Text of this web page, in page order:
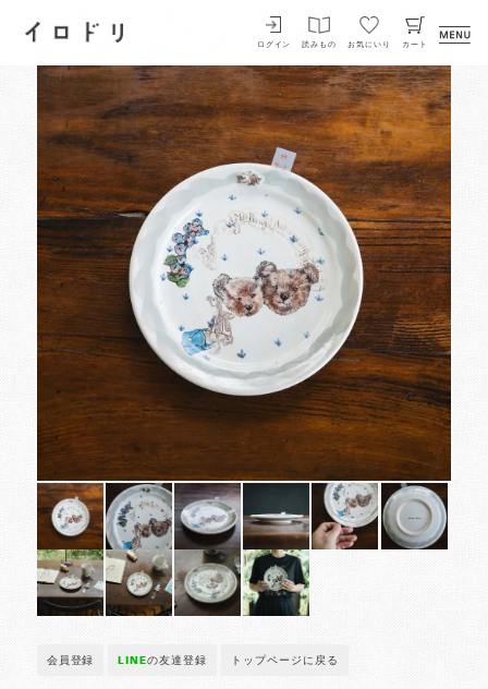
イロドリ
ログイン 読みもの お気にいり カート
会員登録 LINEの友達登録 トップページに戻る